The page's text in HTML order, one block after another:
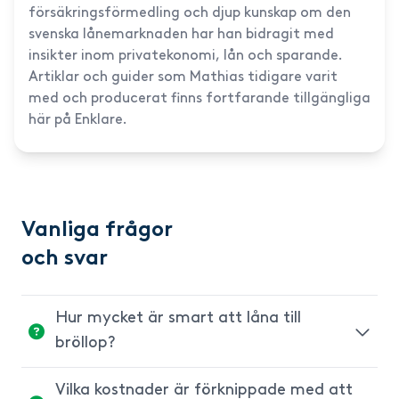
försäkringsförmedling och djup kunskap om den
svenska lånemarknaden har han bidragit med
insikter inom privatekonomi, lån och sparande.
Artiklar och guider som Mathias tidigare varit
med och producerat finns fortfarande tillgängliga
här på Enklare.
Vanliga frågor
och svar
Hur mycket är smart att låna till
bröllop?
Vilka kostnader är förknippade med att